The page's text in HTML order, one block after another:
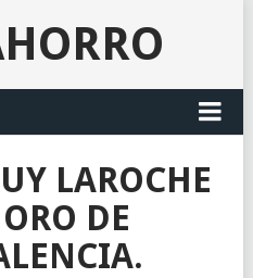
LAROCHE
DE